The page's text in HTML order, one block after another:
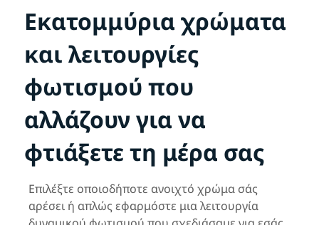
Εκατομμύρια χρώματα
και λειτουργίες
φωτισμού που
αλλάζουν για να
φτιάξετε τη μέρα σας
Επιλέξτε οποιοδήποτε ανοιχτό χρώμα σάς
αρέσει ή απλώς εφαρμόστε μια λειτουργία